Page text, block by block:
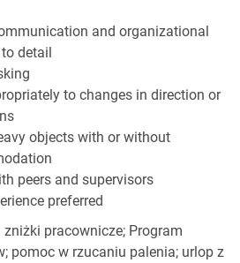
and organizational
detail
to changes in direction or
objects with or without
peers and supervisors
preferred
pracownicze; Program
pomoc w rzucaniu palenia; urlop z